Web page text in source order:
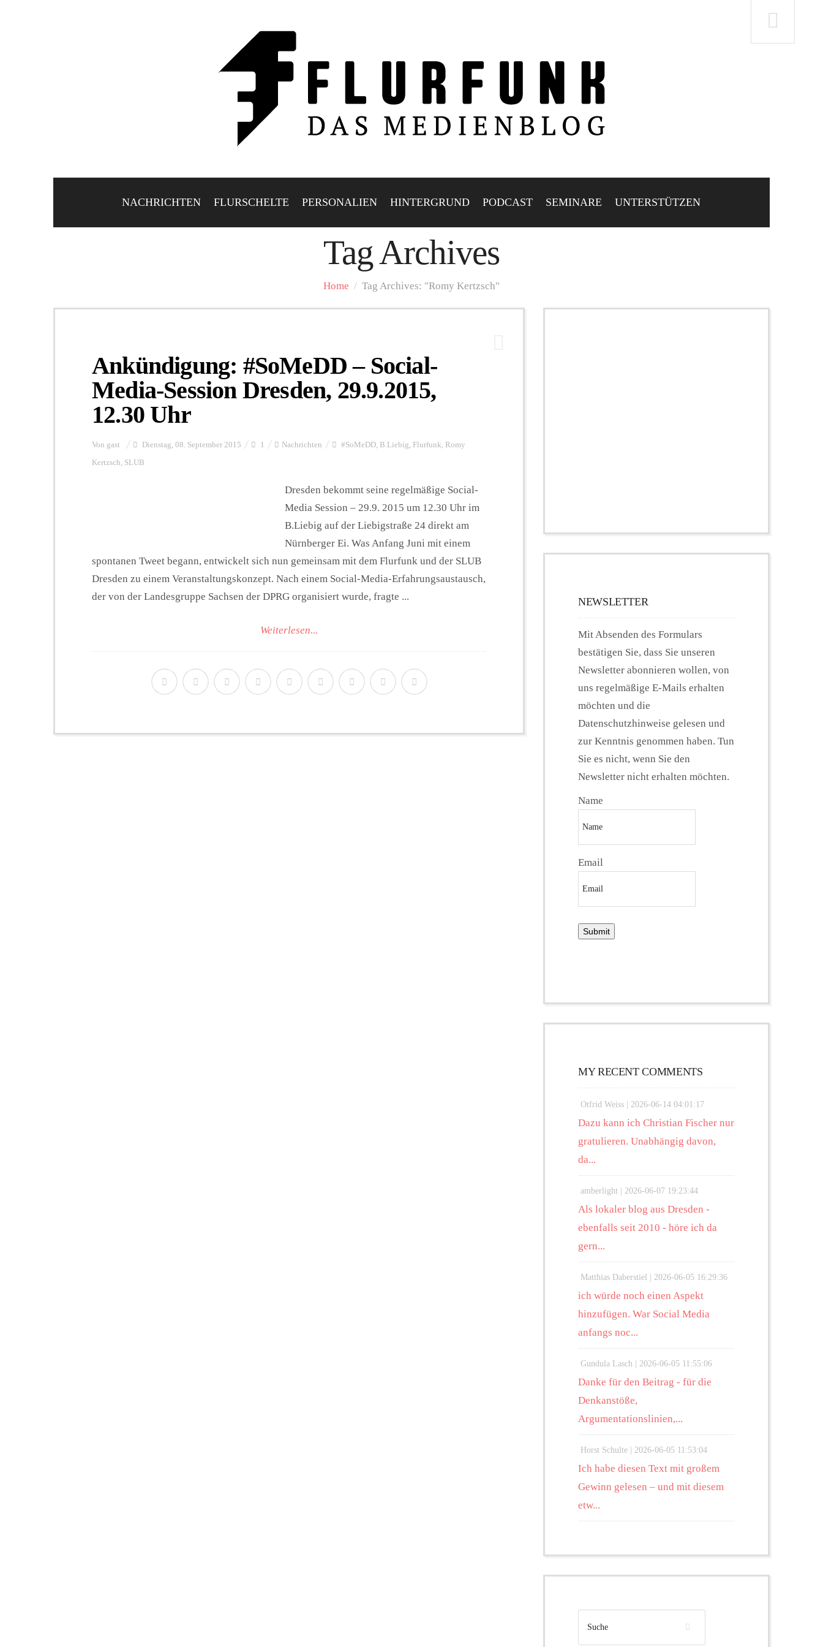
NACHRICHTEN FLURSCHELTE PERSONALIEN HINTERGRUND PODCAST SEMINARE UNTERSTÜTZEN
Tag Archives
Home / Tag Archives: "Romy Kertzsch"
Ankündigung: #SoMeDD – Social-
Media-Session Dresden, 29.9.2015,
12.30 Uhr
Von gast Dienstag, 08. September 2015 1 Nachrichten #SoMeDD, B.Liebig, Flurfunk, Romy
Kertzsch, SLUB
Dresden bekommt seine regelmäßige Social-
Media Session – 29.9. 2015 um 12.30 Uhr im
B.Liebig auf der Liebigstraße 24 direkt am
Nürnberger Ei. Was Anfang Juni mit einem
spontanen Tweet begann, entwickelt sich nun gemeinsam mit dem Flurfunk und der SLUB
Dresden zu einem Veranstaltungskonzept. Nach einem Social-Media-Erfahrungsaustausch,
der von der Landesgruppe Sachsen der DPRG organisiert wurde, fragte ...
Weiterlesen...
NEWSLETTER
Mit Absenden des Formulars
bestätigen Sie, dass Sie unseren
Newsletter abonnieren wollen, von
uns regelmäßige E-Mails erhalten
möchten und die
Datenschutzhinweise gelesen und
zur Kenntnis genommen haben. Tun
Sie es nicht, wenn Sie den
Newsletter nicht erhalten möchten.
Name
Email
MY RECENT COMMENTS
Otfrid Weiss | 2026-06-14 04:01:17
Dazu kann ich Christian Fischer nur
gratulieren. Unabhängig davon,
da...
amberlight | 2026-06-07 19:23:44
Als lokaler blog aus Dresden -
ebenfalls seit 2010 - höre ich da
gern...
Matthias Daberstiel | 2026-06-05 16:29:36
ich würde noch einen Aspekt
hinzufügen. War Social Media
anfangs noc...
Gundula Lasch | 2026-06-05 11:55:06
Danke für den Beitrag - für die
Denkanstöße,
Argumentationslinien,...
Horst Schulte | 2026-06-05 11:53:04
Ich habe diesen Text mit großem
Gewinn gelesen – und mit diesem
etw...